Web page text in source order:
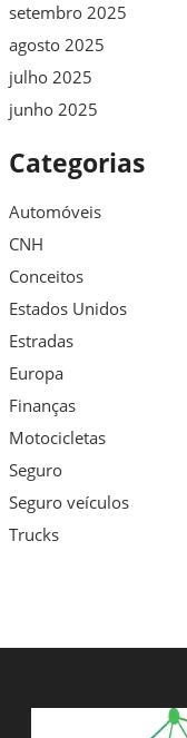
setembro 2025
agosto 2025
julho 2025
junho 2025
Categorias
Automóveis
CNH
Conceitos
Estados Unidos
Estradas
Europa
Finanças
Motocicletas
Seguro
Seguro veículos
Trucks